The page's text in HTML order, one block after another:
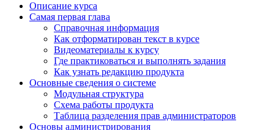
Описание курса
Самая первая глава
Справочная информация
Как отформатирован текст в курсе
Видеоматериалы к курсу
Где практиковаться и выполнять задания
Как узнать редакцию продукта
Основные сведения о системе
Модульная структура
Схема работы продукта
Таблица разделения прав администраторов
Основы администрирования